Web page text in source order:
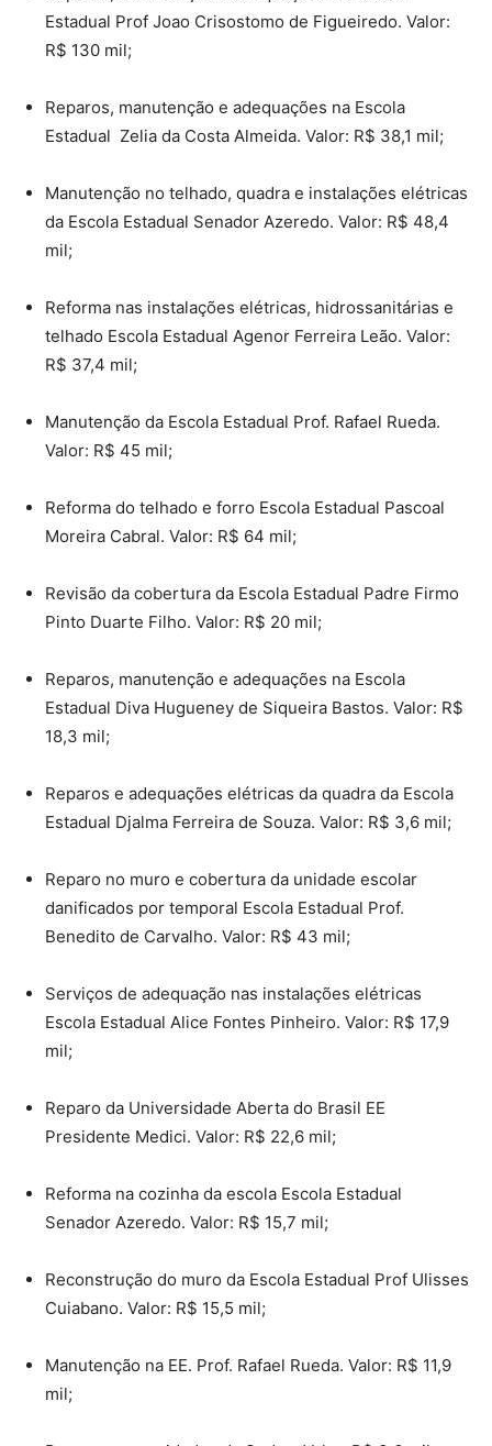
Estadual Prof Joao Crisostomo de Figueiredo. Valor:
R$ 130 mil;
Reparos, manutenção e adequações na Escola
Estadual Zelia da Costa Almeida. Valor: R$ 38,1 mil;
Manutenção no telhado, quadra e instalações elétricas
da Escola Estadual Senador Azeredo. Valor: R$ 48,4
mil;
Reforma nas instalações elétricas, hidrossanitárias e
telhado Escola Estadual Agenor Ferreira Leão. Valor:
R$ 37,4 mil;
Manutenção da Escola Estadual Prof. Rafael Rueda.
Valor: R$ 45 mil;
Reforma do telhado e forro Escola Estadual Pascoal
Moreira Cabral. Valor: R$ 64 mil;
Revisão da cobertura da Escola Estadual Padre Firmo
Pinto Duarte Filho. Valor: R$ 20 mil;
Reparos, manutenção e adequações na Escola
Estadual Diva Hugueney de Siqueira Bastos. Valor: R$
18,3 mil;
Reparos e adequações elétricas da quadra da Escola
Estadual Djalma Ferreira de Souza. Valor: R$ 3,6 mil;
Reparo no muro e cobertura da unidade escolar
danificados por temporal Escola Estadual Prof.
Benedito de Carvalho. Valor: R$ 43 mil;
Serviços de adequação nas instalações elétricas
Escola Estadual Alice Fontes Pinheiro. Valor: R$ 17,9
mil;
Reparo da Universidade Aberta do Brasil EE
Presidente Medici. Valor: R$ 22,6 mil;
Reforma na cozinha da escola Escola Estadual
Senador Azeredo. Valor: R$ 15,7 mil;
Reconstrução do muro da Escola Estadual Prof Ulisses
Cuiabano. Valor: R$ 15,5 mil;
Manutenção na EE. Prof. Rafael Rueda. Valor: R$ 11,9
mil;